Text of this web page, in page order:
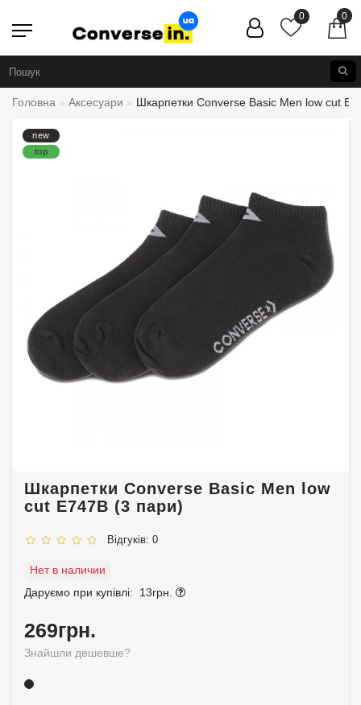
0
0
Головна Аксесуари Шкарпетки Converse Basic Men low cut
new
top
Шкарпетки Converse Basic Men low
cut E747B (3 пари)
Відгуків: 0
Нет в наличии
Даруємо при купівлі: 13грн.
269грн.
Знайшли дешевше?